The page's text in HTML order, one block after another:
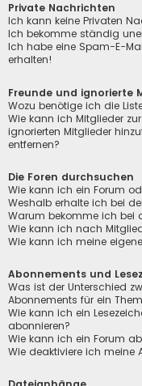
Private Nachrichten
Ich kann keine Privaten
Ich bekomme ständig
Ich habe eine Spam-E-
erhalten!
Freunde und ignorierte
Wozu benötige ich die
Wie kann ich Mitglieder
ignorierten Mitglieder
entfernen?
Die Foren durchsuchen
Wie kann ich ein Forum
Weshalb erhalte ich bei
Warum bekomme ich bei
Wie kann ich nach
Wie kann ich meine
Abonnements und
Was ist der Unterschied
Abonnements für ein
Wie kann ich ein
abonnieren?
Wie kann ich ein Forum
Wie deaktiviere ich meine